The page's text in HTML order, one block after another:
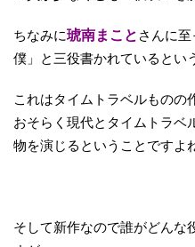
ちなみに琥南まこと さんに
僕」と三役書かれているとい
これはタイムトラベルものの
おそらく現代とタイムトラベ
物を演じるということですよ
そして新作なので誰がどんな